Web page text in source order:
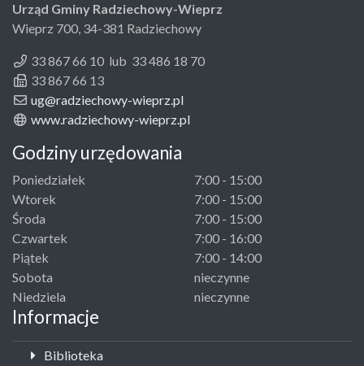
Urząd Gminy Radziechowy-Wieprz
Wieprz 700, 34-381 Radziechowy
33 867 66 10 lub 33 486 18 70
33 867 66 13
ug@radziechowy-wieprz.pl
www.radziechowy-wieprz.pl
Godziny urzędowania
Poniedziałek
7:00 - 15:00
Wtorek
7:00 - 15:00
Środa
7:00 - 15:00
Czwartek
7:00 - 16:00
Piątek
7:00 - 14:00
Sobota
nieczynne
Niedziela
nieczynne
Informacje
Biblioteka